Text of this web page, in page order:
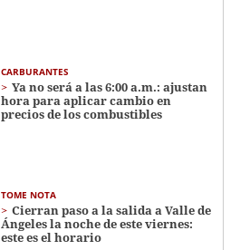
CARBURANTES
Ya no será a las 6:00 a.m.: ajustan
hora para aplicar cambio en
precios de los combustibles
TOME NOTA
Cierran paso a la salida a Valle de
Ángeles la noche de este viernes:
este es el horario